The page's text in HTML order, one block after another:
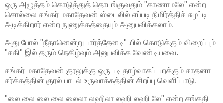
ஒரு அழுத்தம் கொடுத்துத் தொடங்குவதும் "காணாமலே" என்ற
சொல்லை சங்கர் மகாதேவன் ஸ்டைலில் எப்படி நிமிர்த்திச் சுழட்டி
அடிக்கிறார் என்ற நுணுக்கத்தையும் அனுபவிக்கலாம்.
அது போல் "நீதானென்று பார்த்தேனடி" யில் கொடுக்கும் விறைப்பும்
"சகி" இல் தரும் நெகிழ்வும் அனுபவிக்க வேண்டியவை.
சங்கர் மகாதேவன் குரலுக்கு ஒரு படி தாழ்வாகப் பறக்கும் சாதனா
சர்க்கத்தின் குரல் பாடல் உருவாக்கத்தின் சிறப்பு வெளிப்பாடு.
"லை லை லை லை லைலா லஹிலா லஹி லஹி லே" என்ற சங்கதி